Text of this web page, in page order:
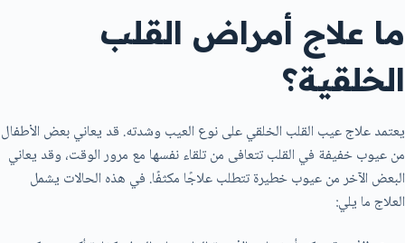
ما علاج أمراض القلب
الخلقية؟
يعتمد علاج عيب القلب الخلقي على نوع العيب وشدته. قد يعاني بعض الأطفال
من عيوب خفيفة في القلب تتعافى من تلقاء نفسها مع مرور الوقت، وقد يعاني
البعض الآخر من عيوب خطيرة تتطلب علاجًا مكثفًا. في هذه الحالات يشمل
العلاج ما يلي: